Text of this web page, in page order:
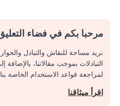
مرحبا بكم في فضاء
نريد مساحة للنقاش والتبادل
التبادلات بموجب مقالاتنا،
لمراجعة قواعد الاستخدام الخاصة
اقرأ ميثاقنا